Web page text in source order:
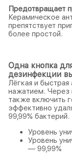
Предотвращает
Керамическое
препятствует
более простой.
Одна кнопка
дезинфекции
Лёгкая и
нажатием. Через
также включить
эффективно
99,99% бактерий.
Уровень
Уровень
— 99,99%